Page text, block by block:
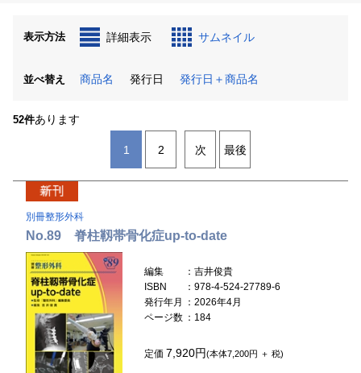
表示方法 詳細表示 サムネイル
並べ替え 商品名 発行日 発行日＋商品名
52件あります
1 2 次 最後
別冊整形外科
No.89 脊柱靱帯骨化症up-to-date
編集
：吉井俊貴
ISBN
：978-4-524-27789-6
発行年月
：2026年4月
ページ数 ：184
定価 7,920円(本体7,200円 ＋ 税)